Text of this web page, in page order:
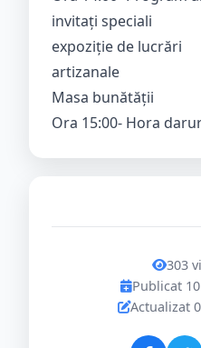
invitați speciali
expoziție de lucrări
artizanale
Masa bunătății
Ora 15:00- Hora
303
Publicat
Actualizat